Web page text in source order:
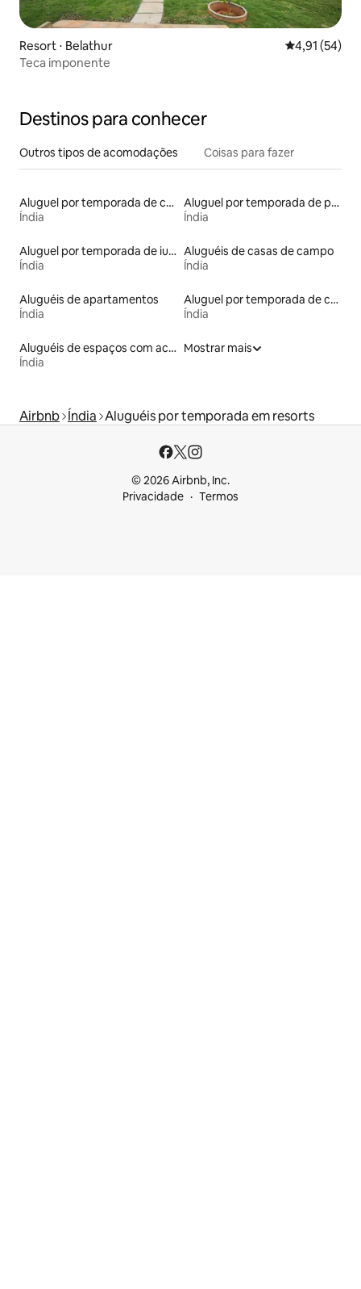
Resort ⋅ Belathur 4,91 de uma
4,91 (54)
Teca imponente
Destinos para conhecer
Outros tipos de acomodações Coisas para fazer
Aluguel por temporada de cavernas
Índia
Aluguel por temporada de prédios religiosos
Índia
Aluguel por temporada de iurtas
Índia
Aluguéis de casas de campo
Índia
Aluguéis de apartamentos
Índia
Aluguel por temporada de castelos
Índia
Aluguéis de espaços com acesso direto a pistas de esqui
Índia
Mostrar mais
Airbnb Índia Aluguéis por temporada em resorts
© 2026 Airbnb, Inc.
Privacidade
Termos